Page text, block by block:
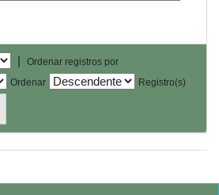
|
Ordenar registros por
Ordenar
Registro(s)